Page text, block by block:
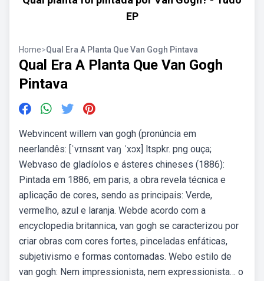
EP
Home>Qual Era A Planta Que Van Gogh Pintava
Qual Era A Planta Que Van Gogh
Pintava
Webvincent willem van gogh (pronúncia em
neerlandês: [ˈvɪnsɛnt vaŋ ˈxɔx] ltspkr. png ouça;
Webvaso de gladíolos e ásteres chineses (1886):
Pintada em 1886, em paris, a obra revela técnica e
aplicação de cores, sendo as principais: Verde,
vermelho, azul e laranja. Webde acordo com a
encyclopedia britannica, van gogh se caracterizou por
criar obras com cores fortes, pinceladas enfáticas,
subjetivismo e formas contornadas. Webo estilo de
van gogh: Nem impressionista, nem expressionista… o